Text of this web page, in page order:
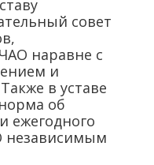
совет
наравне с
и
в уставе
об
ежегодного
независимым